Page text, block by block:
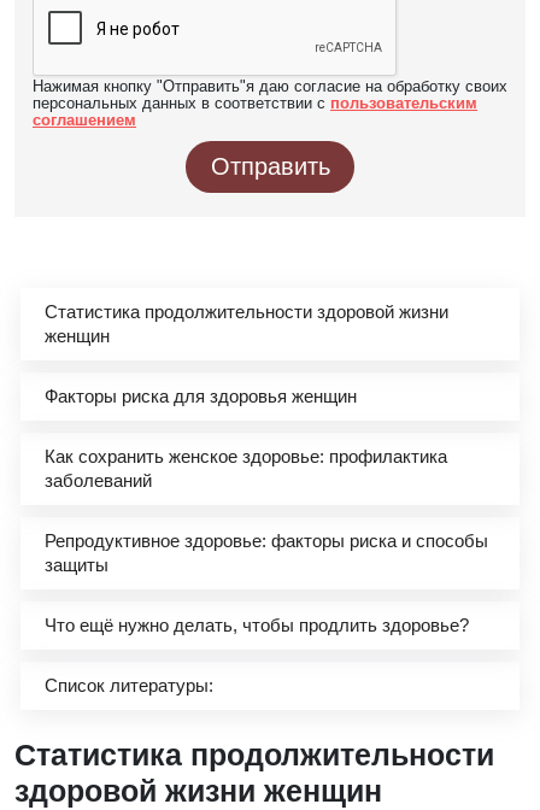
Нажимая кнопку "Отправить"я даю согласие на обработку своих
персональных данных в соответствии с пользовательским
соглашением
Отправить
Статистика продолжительности здоровой жизни
женщин
Факторы риска для здоровья женщин
Как сохранить женское здоровье: профилактика
заболеваний
Репродуктивное здоровье: факторы риска и способы
защиты
Что ещё нужно делать, чтобы продлить здоровье?
Список литературы:
Статистика продолжительности
здоровой жизни женщин